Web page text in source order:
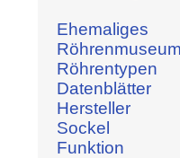
Ehemaliges
Röhrenmuseum
Röhrentypen
Datenblätter
Hersteller
Sockel
Funktion